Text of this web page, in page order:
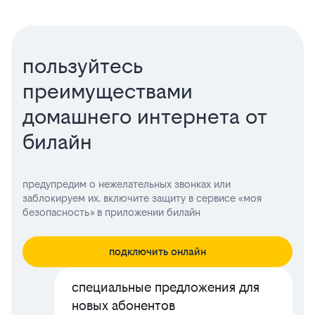
пользуйтесь
преимуществами
домашнего интернета от
билайн
предупредим о нежелательных звонках или
заблокируем их. включите защиту в сервисе «моя
безопасность» в приложении билайн
подключить онлайн
специальные предложения для
новых абонентов